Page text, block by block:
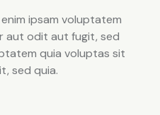
ipsam voluptatem
aut odit aut fugit, sed
quia voluptas sit
sed quia.